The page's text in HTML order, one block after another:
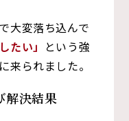
大変落ち込んで
たい」 という強
来られました。
解決結果